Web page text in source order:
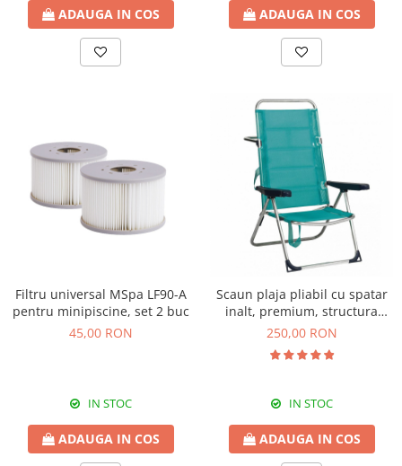
Gard viu
Gazon si iarba
Fierastraie
Cosoare
Accesorii topoare si fierastraie
Accesorii si piese unelte gradina
TERASA SI CURTE
Leagane
ADAUGA IN COS ADAUGA IN COS
Filtru universal MSpa LF90-A
pentru minipiscine, set 2 buc
45,00 RON
IN STOC
ADAUGA IN COS
Scaun plaja pliabil cu spatar
inalt, premium, structura
aluminiu, turcoaz, Alco
670ALGF-0030
250,00 RON
IN STOC
ADAUGA IN COS